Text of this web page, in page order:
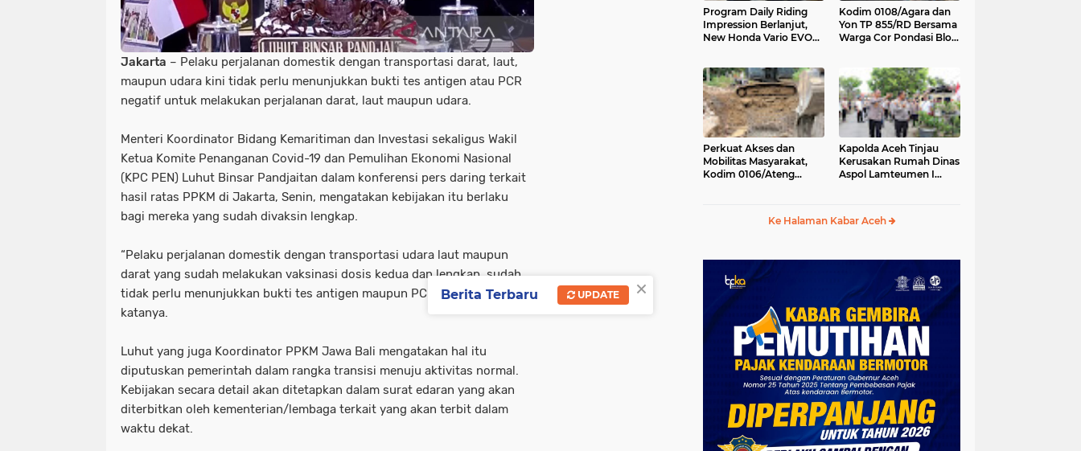
Jakarta – Pelaku perjalanan domestik dengan transportasi darat, laut,
maupun udara kini tidak perlu menunjukkan bukti tes antigen atau PCR
negatif untuk melakukan perjalanan darat, laut maupun udara.
Menteri Koordinator Bidang Kemaritiman dan Investasi sekaligus Wakil
Ketua Komite Penanganan Covid-19 dan Pemulihan Ekonomi Nasional
(KPC PEN) Luhut Binsar Pandjaitan dalam konferensi pers daring terkait
hasil ratas PPKM di Jakarta, Senin, mengatakan kebijakan itu berlaku
bagi mereka yang sudah divaksin lengkap.
“Pelaku perjalanan domestik dengan transportasi udara laut maupun
darat yang sudah melakukan vaksinasi dosis kedua dan lengkap, sudah
tidak perlu menunjukkan bukti tes antigen maupun PCR negatif,”
katanya.
Luhut yang juga Koordinator PPKM Jawa Bali mengatakan hal itu
diputuskan pemerintah dalam rangka transisi menuju aktivitas normal.
Kebijakan secara detail akan ditetapkan dalam surat edaran yang akan
diterbitkan oleh kementerian/lembaga terkait yang akan terbit dalam
waktu dekat.
Program Daily Riding
Impression Berlanjut,
New Honda Vario EVO
Kodim 0108/Agara dan
Yon TP 855/RD Bersama
Warga Cor Pondasi Blok
Ger, Aceh Tenggara
Perkuat Akses dan
Mobilitas Masyarakat,
Kodim 0106/Ateng
Kapolda Aceh Tinjau
Kerusakan Rumah Dinas
Aspol Lamteumen I
Ke Halaman Kabar Aceh
×
Berita Terbaru UPDATE